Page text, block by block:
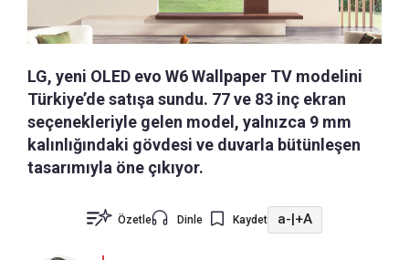
LG, yeni OLED evo W6 Wallpaper TV modelini
Türkiye’de satışa sundu. 77 ve 83 inç ekran
seçenekleriyle gelen model, yalnızca 9 mm
kalınlığındaki gövdesi ve duvarla bütünleşen
tasarımıyla öne çıkıyor.
Özetle Dinle Kaydet a- +A